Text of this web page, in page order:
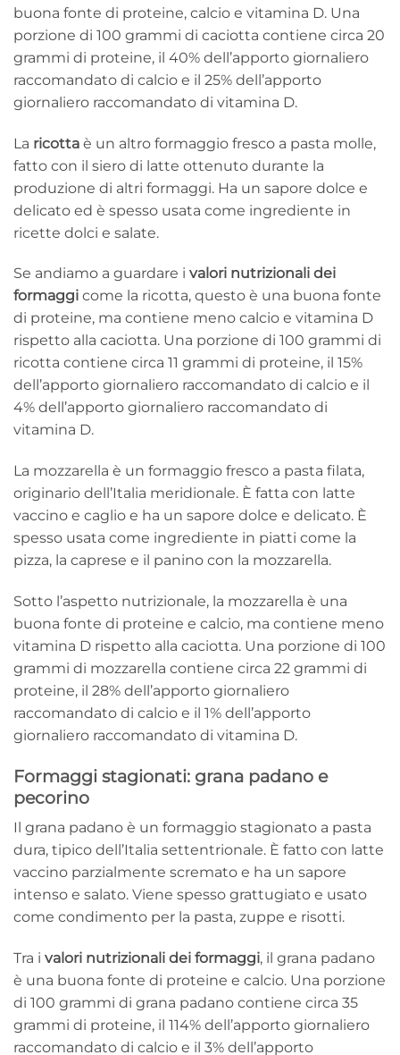
buona fonte di proteine, calcio e vitamina D. Una
porzione di 100 grammi di caciotta contiene circa 20
grammi di proteine, il 40% dell’apporto giornaliero
raccomandato di calcio e il 25% dell’apporto
giornaliero raccomandato di vitamina D.
La ricotta è un altro formaggio fresco a pasta molle,
fatto con il siero di latte ottenuto durante la
produzione di altri formaggi. Ha un sapore dolce e
delicato ed è spesso usata come ingrediente in
ricette dolci e salate.
Se andiamo a guardare i valori nutrizionali dei
formaggi come la ricotta, questo è una buona fonte
di proteine, ma contiene meno calcio e vitamina D
rispetto alla caciotta. Una porzione di 100 grammi di
ricotta contiene circa 11 grammi di proteine, il 15%
dell’apporto giornaliero raccomandato di calcio e il
4% dell’apporto giornaliero raccomandato di
vitamina D.
La mozzarella è un formaggio fresco a pasta filata,
originario dell’Italia meridionale. È fatta con latte
vaccino e caglio e ha un sapore dolce e delicato. È
spesso usata come ingrediente in piatti come la
pizza, la caprese e il panino con la mozzarella.
Sotto l’aspetto nutrizionale, la mozzarella è una
buona fonte di proteine e calcio, ma contiene meno
vitamina D rispetto alla caciotta. Una porzione di 100
grammi di mozzarella contiene circa 22 grammi di
proteine, il 28% dell’apporto giornaliero
raccomandato di calcio e il 1% dell’apporto
giornaliero raccomandato di vitamina D.
Formaggi stagionati: grana padano e
pecorino
Il grana padano è un formaggio stagionato a pasta
dura, tipico dell’Italia settentrionale. È fatto con latte
vaccino parzialmente scremato e ha un sapore
intenso e salato. Viene spesso grattugiato e usato
come condimento per la pasta, zuppe e risotti.
Tra i valori nutrizionali dei formaggi, il grana padano
è una buona fonte di proteine e calcio. Una porzione
di 100 grammi di grana padano contiene circa 35
grammi di proteine, il 114% dell’apporto giornaliero
raccomandato di calcio e il 3% dell’apporto